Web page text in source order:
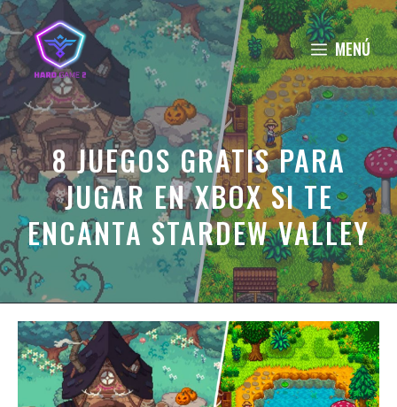
Saltar
al
contenido
MENÚ
8 JUEGOS GRATIS PARA
JUGAR EN XBOX SI TE
ENCANTA STARDEW VALLEY